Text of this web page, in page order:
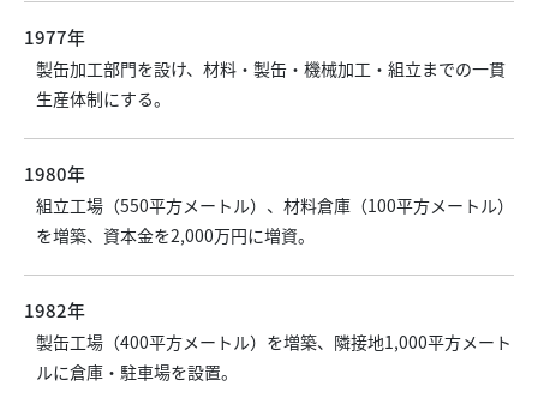
1977年
製缶加工部門を設け、材料・製缶・機械加工・組立までの一貫
生産体制にする。
1980年
組立工場（550平方メートル）、材料倉庫（100平方メートル）
を増築、資本金を2,000万円に増資。
1982年
製缶工場（400平方メートル）を増築、隣接地1,000平方メート
ルに倉庫・駐車場を設置。